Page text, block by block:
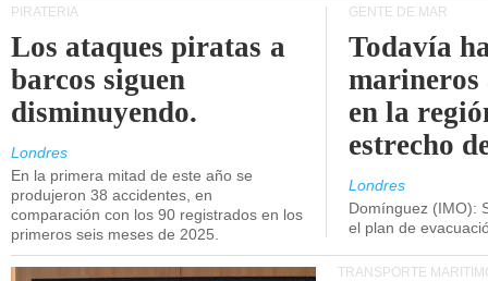
PIRATERÍA
Los ataques piratas a
barcos siguen
disminuyendo.
Londres
En la primera mitad de este año se
produjeron 38 accidentes, en
comparación con los 90 registrados en los
primeros seis meses de 2025.
GENTE DE MAR
Todavía
marineros
en la
estrecho
Londres
Domínguez (IMO):
el plan de
TRANSPORTE